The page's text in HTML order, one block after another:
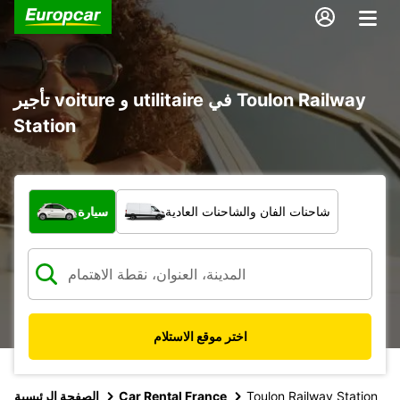
تأجير voiture و utilitaire في Toulon Railway
Station
ما نوع المركبة؟
سيارة شاحنات الفان والشاحنات العادية
اختر موقع الاستلام
الصفحة الرئيسية Car Rental France Toulon Railway Station